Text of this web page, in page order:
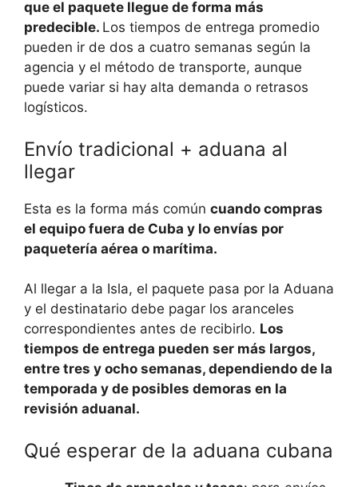
que el paquete llegue de forma más
predecible. Los tiempos de entrega promedio
pueden ir de dos a cuatro semanas según la
agencia y el método de transporte, aunque
puede variar si hay alta demanda o retrasos
logísticos.
Envío tradicional + aduana al
llegar
Esta es la forma más común cuando compras
el equipo fuera de Cuba y lo envías por
paquetería aérea o marítima.
Al llegar a la Isla, el paquete pasa por la Aduana
y el destinatario debe pagar los aranceles
correspondientes antes de recibirlo. Los
tiempos de entrega pueden ser más largos,
entre tres y ocho semanas, dependiendo de la
temporada y de posibles demoras en la
revisión aduanal.
Qué esperar de la aduana cubana